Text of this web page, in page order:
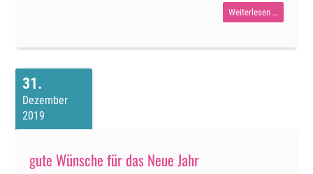
Weiterlesen …
uns
31
Dezember
2019
gute Wünsche für das Neue Jahr